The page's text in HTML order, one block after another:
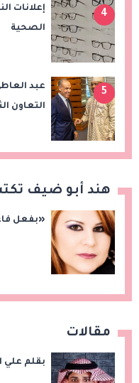
4
إعلانات
الصحية
5
عبد
التعاون
هند أبو ضيف
«بفعل
مقالات
بقلم علي